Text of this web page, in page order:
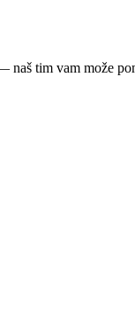
tim vam može